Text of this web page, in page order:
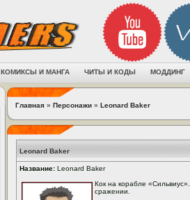
КОМИКСЫ И МАНГА ЧИТЫ И КОДЫ МОДДИНГ
Главная » Персонажи » Leonard Baker
Leonard Baker
Название: Leonard Baker
Кок на корабле
сражении.